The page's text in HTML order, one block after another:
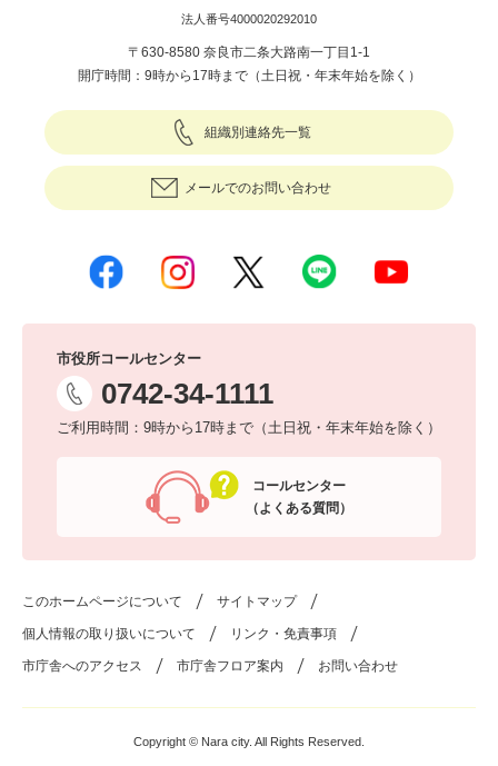
法人番号4000020292010
〒630-8580 奈良市二条大路南一丁目1-1
開庁時間：9時から17時まで（土日祝・年末年始を除く）
組織別連絡先一覧
メールでのお問い合わせ
市役所コールセンター
0742-34-1111
ご利用時間：9時から17時まで（土日祝・年末年始を除く）
コールセンター
（よくある質問）
このホームページについて サイトマップ
個人情報の取り扱いについて リンク・免責事項
市庁舎へのアクセス 市庁舎フロア案内 お問い合わせ
Copyright © Nara city. All Rights Reserved.